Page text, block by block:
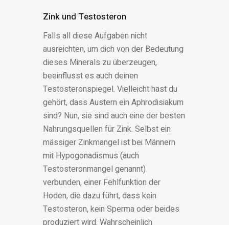
Zink und Testosteron
Falls all diese Aufgaben nicht
ausreichten, um dich von der Bedeutung
dieses Minerals zu überzeugen,
beeinflusst es auch deinen
Testosteronspiegel. Vielleicht hast du
gehört, dass Austern ein Aphrodisiakum
sind? Nun, sie sind auch eine der besten
Nahrungsquellen für Zink. Selbst ein
mässiger Zinkmangel ist bei Männern
mit Hypogonadismus (auch
Testosteronmangel genannt)
verbunden, einer Fehlfunktion der
Hoden, die dazu führt, dass kein
Testosteron, kein Sperma oder beides
produziert wird. Wahrscheinlich